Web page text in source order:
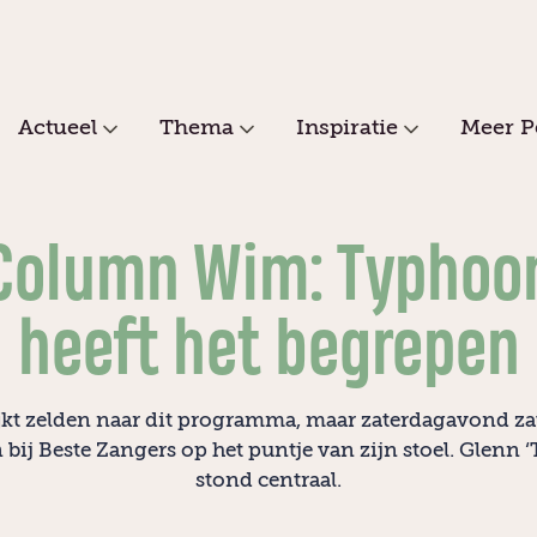
Actueel Thema Inspiratie Meer
Wim:
heeft het begrepen
zelden naar dit programma, maar zaterdagavond
bij Beste Zangers op het puntje van zijn stoel. Glenn
stond centraal.